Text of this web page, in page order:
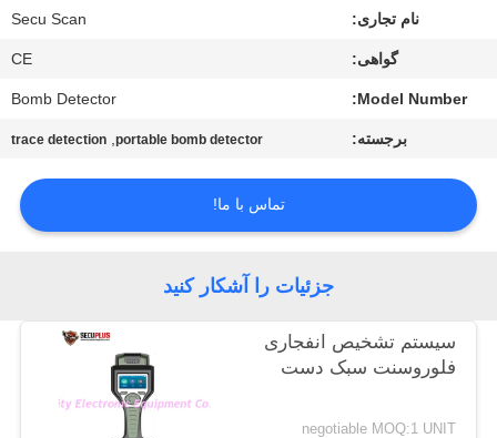
تماس
بگیرید
درخواست
نقل قول
نام تجاری: Secu Scan
گواهی: CE
Model Number:
Bomb Detector
برجسته: portable bomb detector
,
trace detection
تماس با ما!
جزئیات را آشکار کنید
سیستم تشخیص انفجاری
فلوروسنت سبک دست
negotiable MOQ:1 UNIT